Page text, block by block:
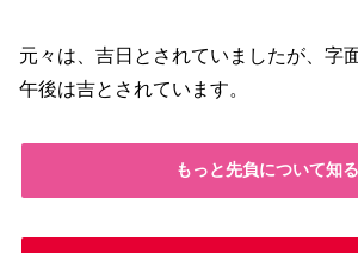
元々は、吉日とされていましたが、字
午後は吉とされています。
もっと先負について知る